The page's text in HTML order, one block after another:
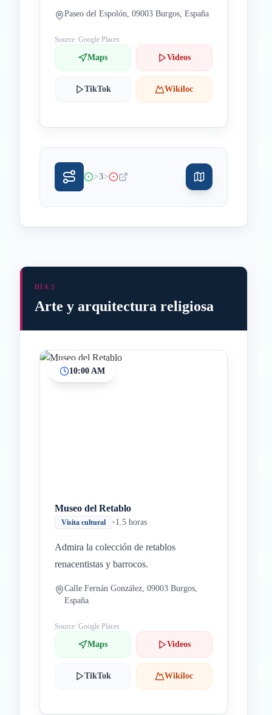
Paseo del Espolón, 09003 Burgos, España
Source: Google Places
Maps Videos
TikTok Wikiloc
>3>
DÍA 3
Arte y arquitectura religiosa
10:00 AM
Museo del Retablo
Visita cultural •1.5 horas
Admira la colección de retablos
renacentistas y barrocos.
Calle Fernán González, 09003 Burgos,
España
Source: Google Places
Maps Videos
TikTok Wikiloc